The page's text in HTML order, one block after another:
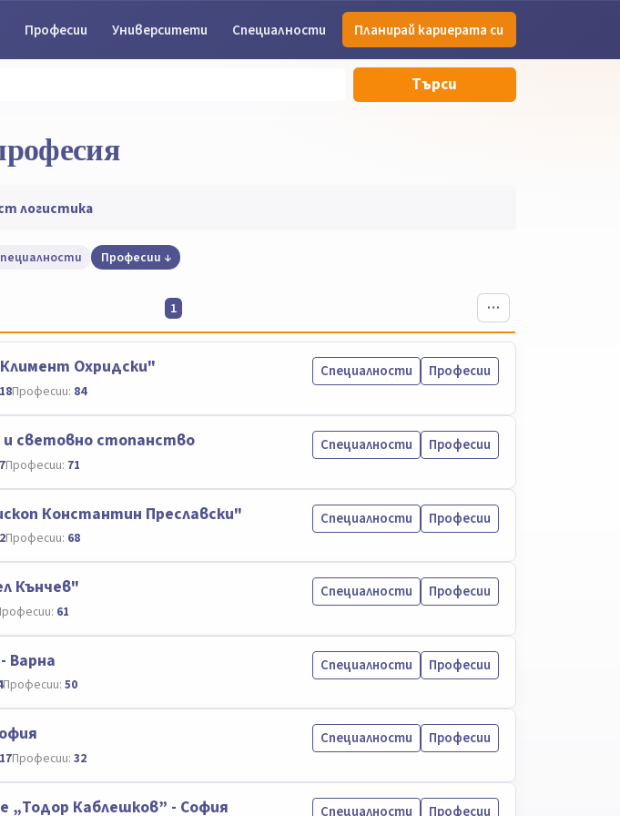
Професии Университети Специалности Планирай кариерата си
Търси
логистика
Професии
1
Охридски"
Професии: 84
Специалности Професии
световно стопанство
Професии: 71
Специалности Професии
Константин Преславски"
Професии: 68
Специалности Професии
Кънчев"
61
Специалности Професии
Варна
Професии: 50
Специалности Професии
Професии: 32
Специалности Професии
„Тодор Каблешков” - София Специалности Професии